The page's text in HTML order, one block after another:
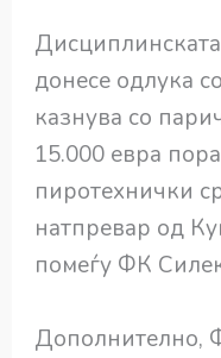
донесе одлука
казнува со
15.000 евра
пиротехнички
натпревар од
помеѓу ФК
Дополнително,